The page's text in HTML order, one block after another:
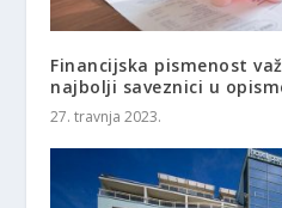
Financijska pismenost
najbolji saveznici u
27. travnja 2023.